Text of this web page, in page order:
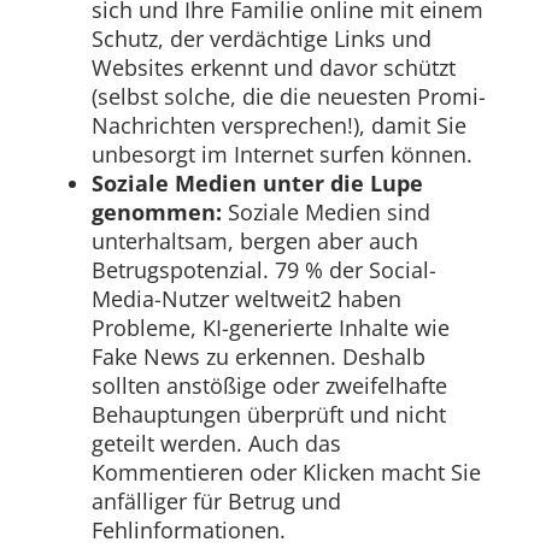
sich und Ihre Familie online mit einem
Schutz, der verdächtige Links und
Websites erkennt und davor schützt
(selbst solche, die die neuesten Promi-
Nachrichten versprechen!), damit Sie
unbesorgt im Internet surfen können.
Soziale Medien unter die Lupe
genommen: Soziale Medien sind
unterhaltsam, bergen aber auch
Betrugspotenzial. 79 % der Social-
Media-Nutzer weltweit2 haben
Probleme, KI-generierte Inhalte wie
Fake News zu erkennen. Deshalb
sollten anstößige oder zweifelhafte
Behauptungen überprüft und nicht
geteilt werden. Auch das
Kommentieren oder Klicken macht Sie
anfälliger für Betrug und
Fehlinformationen.